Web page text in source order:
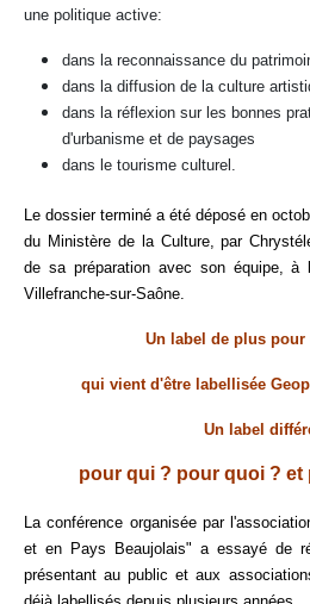
une politique active:
dans la reconnaissance du
dans la diffusion de la culture
dans la réflexion sur les bonnes
d'urbanisme et de paysages
dans le tourisme culturel.
Le dossier terminé a été déposé en
du Ministère de la Culture, par
de sa préparation avec son équipe, à
Villefranche-sur-Saône.
Un label de plus pour
qui vient d'être labellisée
Un label
pour qui ? pour quoi ? et
La conférence organisée par
et en Pays Beaujolais" a essayé de
présentant au public et aux